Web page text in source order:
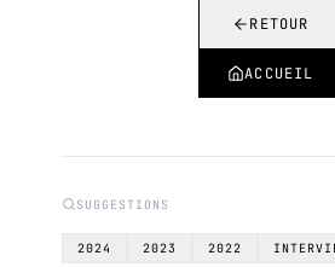
RETOUR
ACCUEIL
SUGGESTIONS
2024 2023 2022